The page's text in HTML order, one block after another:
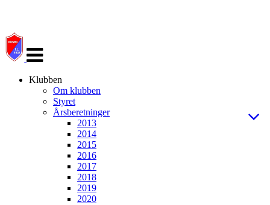
navigasjon
Klubben
Om klubben
Styret
Årsberetninger
2013
2014
2015
2016
2017
2018
2019
2020